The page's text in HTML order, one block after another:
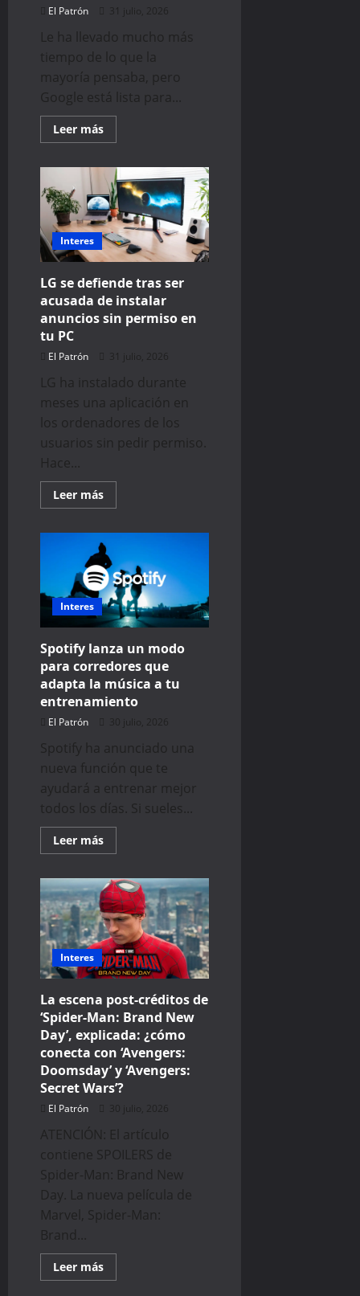
El Patrón 31 julio, 2026
Le ha llevado mucho más
tiempo de lo que la
mayoría pensaba, pero
Google está lista para...
Leer másRead
more
filtra
el
Pixel
Tag:
la
alternativa
de
Google
al
AirTag
y
Moto
Tag
llegará
muy
Interes
LG se defiende tras ser
acusada de instalar
anuncios sin permiso en
tu PC
El Patrón 31 julio, 2026
LG ha instalado durante
meses una aplicación en
los ordenadores de los
usuarios sin pedir permiso.
Hace...
Leer másRead
more
defiende
tras
ser
acusada
de
instalar
anuncios
sin
en
tu
PC
Interes
Spotify lanza un modo
para corredores que
adapta la música a tu
entrenamiento
El Patrón 30 julio, 2026
Spotify ha anunciado una
nueva función que te
ayudará a entrenar mejor
todos los días. Si sueles...
Leer másRead
more
lanza
un
modo
para
corredores
que
adapta
la
música
tu
entrenamiento
Interes
La escena post-créditos de
‘Spider-Man: Brand New
Day’, explicada: ¿cómo
conecta con ‘Avengers:
Doomsday’ y ‘Avengers:
Secret Wars’?
El Patrón 30 julio, 2026
ATENCIÓN: El artículo
contiene SPOILERS de
Spider-Man: Brand New
Day. La nueva película de
Marvel, Spider-Man:
Brand...
Leer másRead
more